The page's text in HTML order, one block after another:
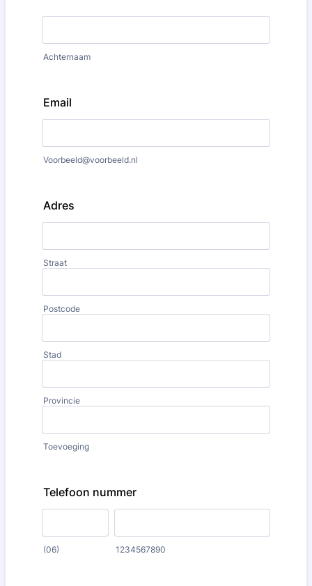
Achternaam
Email
Voorbeeld@voorbeeld.nl
Adres
Straat
Postcode
Stad
Provincie
Toevoeging
Telefoon nummer
(06) 1234567890